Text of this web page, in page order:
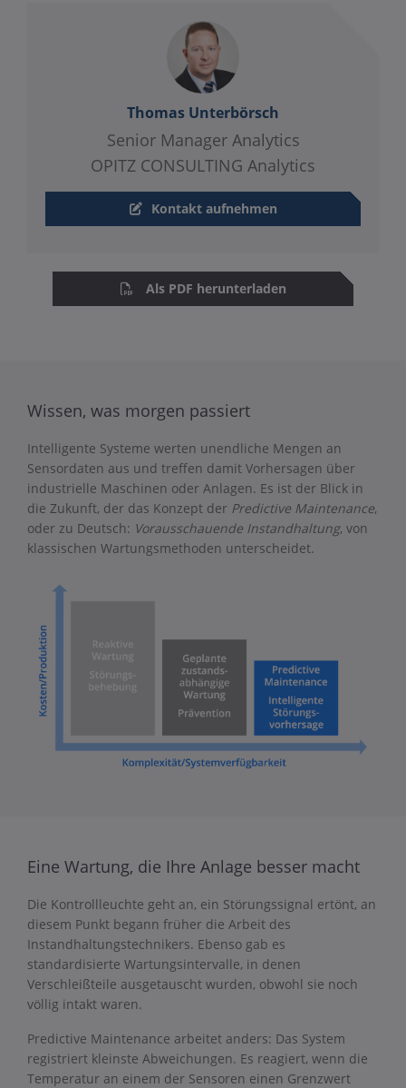
Thomas Unterbörsch
Senior Manager Analytics
OPITZ CONSULTING Analytics
Kontakt aufnehmen
Als PDF herunterladen
Wissen, was morgen passiert
Intelligente Systeme werten unendliche Mengen an
Sensordaten aus und treffen damit Vorhersagen über
industrielle Maschinen oder Anlagen. Es ist der Blick in
die Zukunft, der das Konzept der Predictive Maintenance,
oder zu Deutsch: Vorausschauende Instandhaltung, von
klassischen Wartungsmethoden unterscheidet.
Eine Wartung, die Ihre Anlage besser macht
Die Kontrollleuchte geht an, ein Störungssignal ertönt, an
diesem Punkt begann früher die Arbeit des
Instandhaltungstechnikers. Ebenso gab es
standardisierte Wartungsintervalle, in denen
Verschleißteile ausgetauscht wurden, obwohl sie noch
völlig intakt waren.
Predictive Maintenance arbeitet anders: Das System
registriert kleinste Abweichungen. Es reagiert, wenn die
Temperatur an einem der Sensoren einen Grenzwert